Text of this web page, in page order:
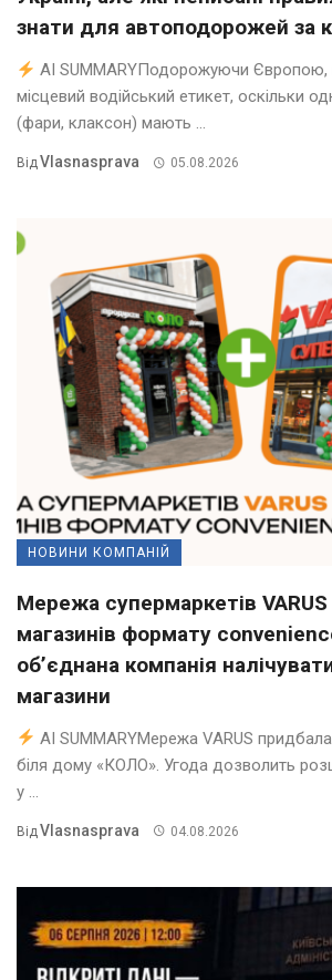
знати для автоподорожей за
AI SUMMARYПодорожуючи Європою,
місцевий водійський етикет, оскільки
(фари, клаксон) мають ...
ВідVlasnasprava 05.08.2026
НОВИНИ КОМПАНІЙ
Мережа супермаркетів
магазинів формату
об’єднана компанія
магазини
AI SUMMARYМережа VARUS
біля дому «КОЛО». Угода дозволить
у ...
Від Vlasnasprava 04.08.2026